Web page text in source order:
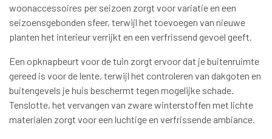
woonaccessoires per seizoen zorgt voor variatie en een
seizoensgebonden sfeer, terwijl het toevoegen van nieuwe
planten het interieur verrijkt en een verfrissend gevoel geeft.
Een opknapbeurt voor de tuin zorgt ervoor dat je buitenruimte
gereed is voor de lente, terwijl het controleren van dakgoten en
buitengevels je huis beschermt tegen mogelijke schade.
Tenslotte, het vervangen van zware winterstoffen met lichte
materialen zorgt voor een luchtige en verfrissende ambiance.